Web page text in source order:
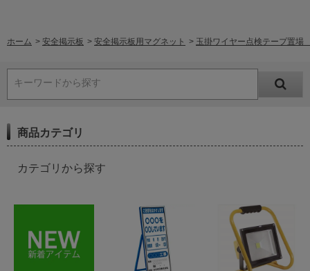
ホーム > 安全掲示板 > 安全掲示板用マグネット > 玉掛ワイヤー点検テープ置
キーワードから探す
商品カテゴリ
カテゴリから探す